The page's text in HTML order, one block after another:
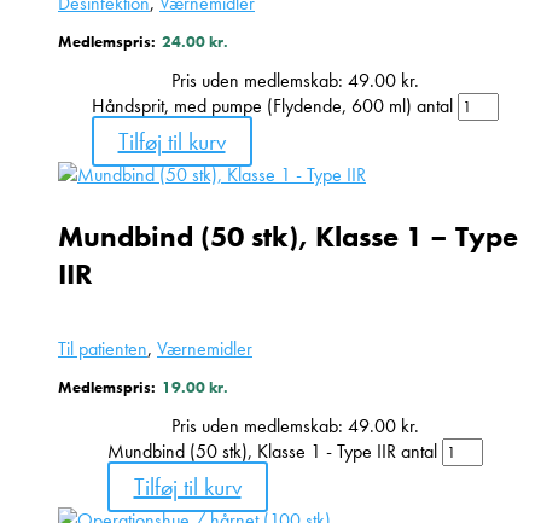
Medlemspris: 24.00kr.
Pris uden medlemskab: 49.00 kr.
Håndsprit, med pumpe (Flydende, 600 ml) antal
Tilføj til kurv
Til patienten, Værnemidler
Mundbind (50 stk), Klasse 1 – Type
IIR
Medlemspris: 19.00kr.
Pris uden medlemskab: 49.00 kr.
Mundbind (50 stk), Klasse 1 - Type IIR antal
Tilføj til kurv